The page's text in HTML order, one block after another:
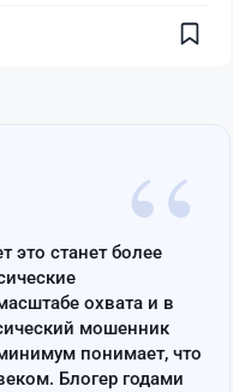
“
это станет более
охвата и в
мошенник
понимает, что
Блогер годами